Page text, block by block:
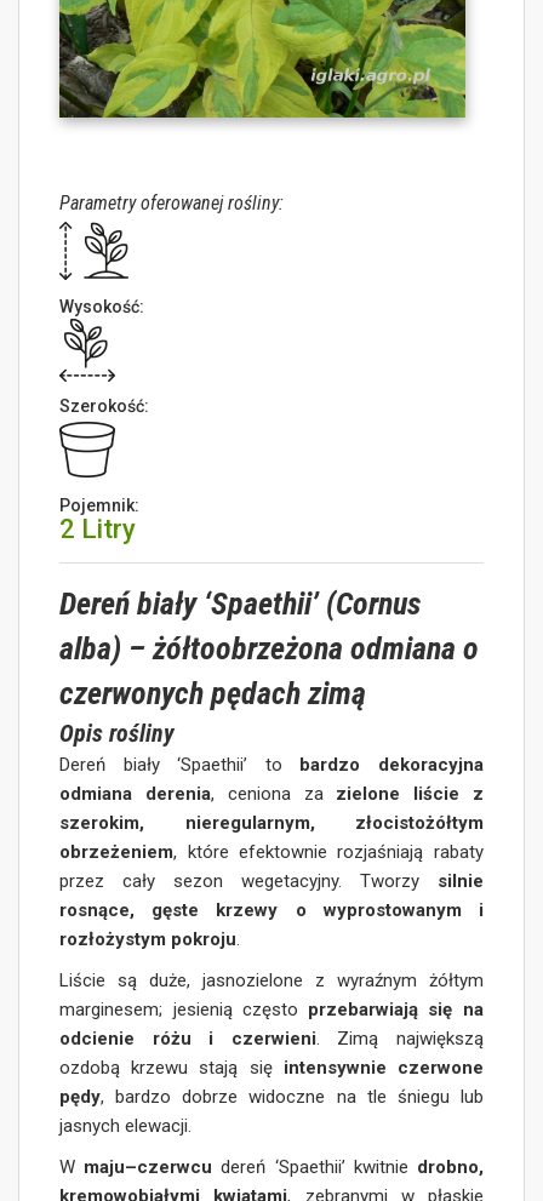
Parametry oferowanej rośliny:
Wysokość:
Szerokość:
Pojemnik:
2 Litry
Dereń biały ‘Spaethii’ (Cornus
alba) – żółtoobrzeżona odmiana o
czerwonych pędach zimą
Opis rośliny
Dereń biały ‘Spaethii’ to bardzo dekoracyjna
odmiana derenia, ceniona za zielone liście z
szerokim, nieregularnym, złocistożółtym
obrzeżeniem, które efektownie rozjaśniają rabaty
przez cały sezon wegetacyjny. Tworzy silnie
rosnące, gęste krzewy o wyprostowanym i
rozłożystym pokroju.
Liście są duże, jasnozielone z wyraźnym żółtym
marginesem; jesienią często przebarwiają się na
odcienie różu i czerwieni. Zimą największą
ozdobą krzewu stają się intensywnie czerwone
pędy, bardzo dobrze widoczne na tle śniegu lub
jasnych elewacji.
W maju–czerwcu dereń ‘Spaethii’ kwitnie drobno,
kremowobiałymi kwiatami, zebranymi w płaskie